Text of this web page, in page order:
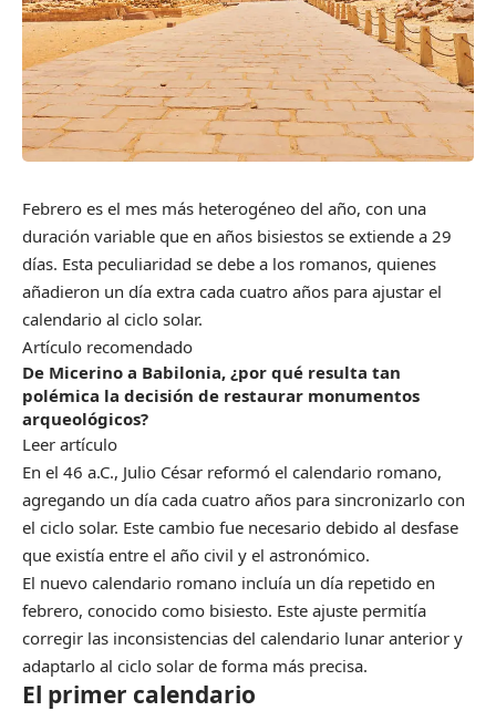
Febrero es el mes más heterogéneo del año, con una
duración variable que en años bisiestos se extiende a 29
días. Esta peculiaridad se debe a los romanos, quienes
añadieron un día extra cada cuatro años para ajustar el
calendario al ciclo solar.
Artículo recomendado
De Micerino a Babilonia, ¿por qué resulta tan
polémica la decisión de restaurar monumentos
arqueológicos?
Leer artículo
En el 46 a.C., Julio César reformó el calendario romano,
agregando un día cada cuatro años para sincronizarlo con
el ciclo solar. Este cambio fue necesario debido al desfase
que existía entre el año civil y el astronómico.
El nuevo calendario romano incluía un día repetido en
febrero, conocido como bisiesto. Este ajuste permitía
corregir las inconsistencias del calendario lunar anterior y
adaptarlo al ciclo solar de forma más precisa.
El primer calendario